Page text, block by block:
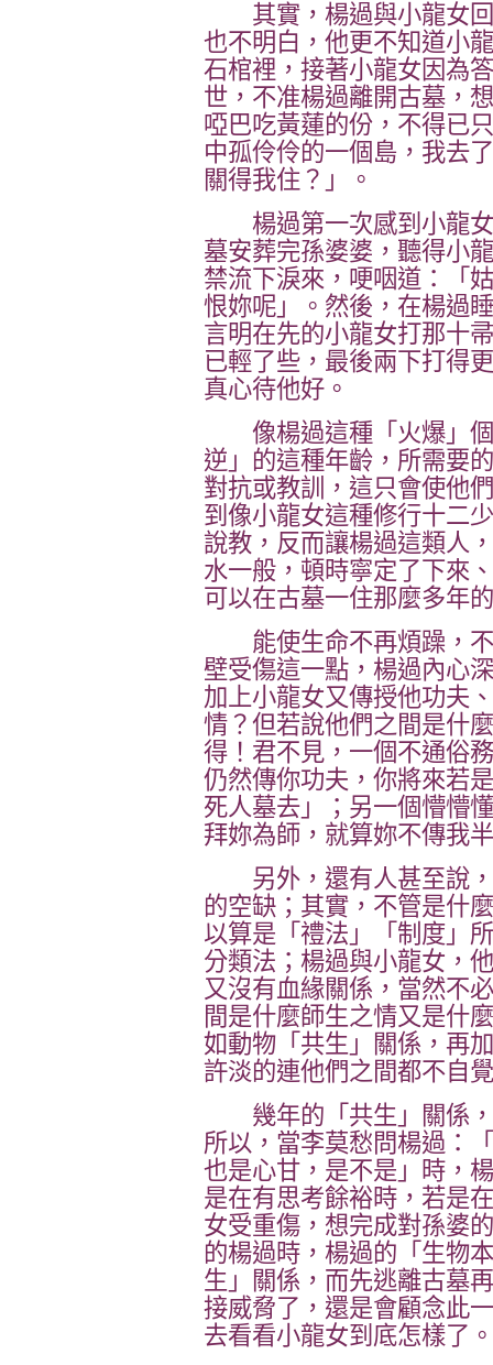
其實，楊過與小龍女回
也不明白，他更不知道小
石棺裡，接著小龍女因為
世，不准楊過離開古墓，
啞巴吃黃蓮的份，不得已
中孤伶伶的一個島，我去
關得我住？」。
楊過第一次感到小龍女
墓安葬完孫婆婆，聽得小
禁流下淚來，哽咽道：「
恨妳呢」。然後，在楊過
言明在先的小龍女打那十
已輕了些，最後兩下打得
真心待他好。
像楊過這種「火爆」個
逆」的這種年齡，所需要
對抗或教訓，這只會使他
到像小龍女這種修行十二
說教，反而讓楊過這類人
水一般，頓時寧定了下來
可以在古墓一住那麼多年
能使生命不再煩躁，不
壁受傷這一點，楊過內心
加上小龍女又傳授他功夫
情？但若說他們之間是什
得！君不見，一個不通俗
仍然傳你功夫，你將來若
死人墓去」；另一個懵懵
拜妳為師，就算妳不傳我
另外，還有人甚至說，
的空缺；其實，不管是什
以算是「禮法」「制度」
分類法；楊過與小龍女，
又沒有血緣關係，當然不
間是什麼師生之情又是什
如動物「共生」關係，再
許淡的連他們之間都不自
幾年的「共生」關係，
所以，當李莫愁問楊過：
也是心甘，是不是」時，
是在有思考餘裕時，若是
女受重傷，想完成對孫婆
的楊過時，楊過的「生物
生」關係，而先逃離古墓
接威脅了，還是會顧念此
去看看小龍女到底怎樣了。